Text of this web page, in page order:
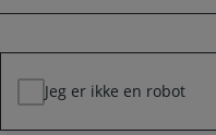
*
Jeg er ikke en robot